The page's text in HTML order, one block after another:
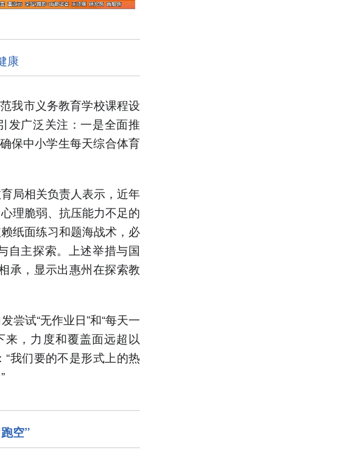
康
我市义务教育学校课程设
发广泛关注：一是全面推
保中小学生每天综合体育
局相关负责人表示，近年
理脆弱、抗压能力不足的
纸面练习和题海战术，必
自主探索。上述举措与国
承，显示出惠州在探索教
尝试“无作业日”和“每天一
，力度和覆盖面远超以
我们要的不是形式上的热
空”